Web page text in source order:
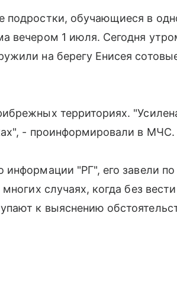
подростки, обучающиеся в
вечером 1 июля. Сегодня
на берегу Енисея
территориях.
- проинформировали в МЧС.
"РГ", его завели по
случаях, когда без вести
к выяснению